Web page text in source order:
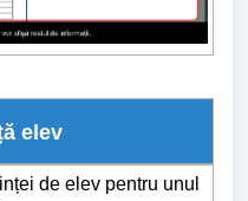
elev
de elev pentru unul